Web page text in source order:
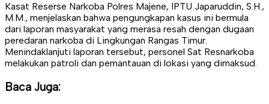
Kasat Reserse Narkoba Polres Majene, IPTU Japaruddin, S.H.,
M.M., menjelaskan bahwa pengungkapan kasus ini bermula
dari laporan masyarakat yang merasa resah dengan dugaan
peredaran narkoba di Lingkungan Rangas Timur.
Menindaklanjuti laporan tersebut, personel Sat Resnarkoba
melakukan patroli dan pemantauan di lokasi yang dimaksud.
Baca Juga: